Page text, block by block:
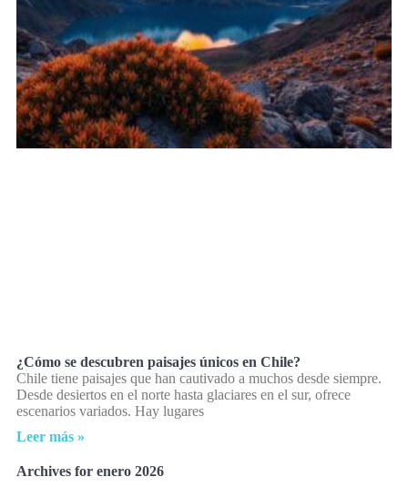
¿Cómo se descubren paisajes únicos en Chile?
Chile tiene paisajes que han cautivado a muchos desde siempre.
Desde desiertos en el norte hasta glaciares en el sur, ofrece
escenarios variados. Hay lugares
Leer más »
Archives for enero 2026